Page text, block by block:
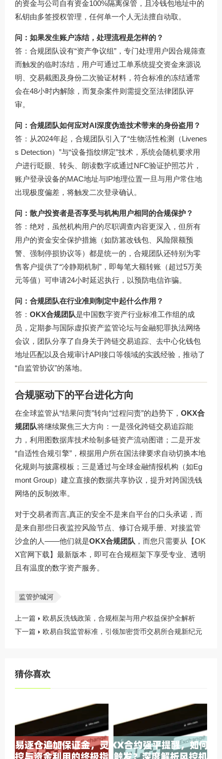
的资金与公司自有资金100%隔离保管，且冷钱包地址中的
私钥由多签授权管理，任何单一个人无法擅自动取。
问：如果发生账户冻结，处理流程是怎样的？
答：合规团队设有“资产争议组”，专门处理用户因合规筛查
而触发的临时冻结，用户可通过工单系统提交资金来源说
明、交易截图及身份二次验证材料，符合标准的冻结通常
会在48小时内解除，而复杂案件则需提交至法律团队评
审。
问：合规团队如何应对AI深度伪造技术带来的身份盗用？
答：从2024年起，合规团队引入了“生物活性检测（Livenes
s Detection）”与“设备指纹绑定”技术，系统会随机要求用
户进行眨眼、转头、朗读数字或通过NFC验证护照芯片，
账户登录设备的MAC地址与IP地理位置一旦与用户常住地
出现极度偏差，将触发二次登录确认。
问：散户投资者是否享受与机构用户相同的合规保护？
答：绝对，虽然机构用户的尽职调查内容更深入，但所有
用户的资金安全保护措施（如防篡改钱包、风险限额预
警、强制停损协议等）都是统一的，合规团队还特别为零
售客户提供了“冷静期机制”，即每笔大额转账（超过5万美
元等值）可申请24小时延迟执行，以预防电信诈骗。
问：合规团队在行业准则制定中起什么作用？
答： OKX合规团队是中国数字资产行业标准工作组的成
员，定期参与国际虚拟资产监管论坛与金融犯罪执法网络
会议，团队分享了自身关于跨链交易追踪、去中心化钱包
地址匹配以及合规审计API接口等领域的实践经验，推动了
“自监管协议”的落地。
合规驱动下的平台进化方向
在全球监管从“结果问责”转向“过程问责”的趋势下， OKX合
规团队将继续聚焦三大方向：一是强化跨链交易追踪能
力，利用图数据库技术绘制多链资产流动图谱；二是开发
“自适性合规引擎”，根据用户所在国法律要求自动切换本地
化规则与披露模板；三是通过与全球金融情报机构（如Eg
mont Group）建立直接的数据共享协议，提升对跨国洗钱
网络的反制效率。
对于交易者而言,真正的安全不是来自平台的口头承诺，而
是来自那些日夜监控风险节点、修订合规手册、对接监管
沙盒的人——他们就是OKX合规团队 ，而您只需要从【OK
X官网下载】最新版本，即可在合规框架下享受专业、透明
且有温度的数字资产服务。
监管护城河
上一篇
欧易反洗钱政策，合规框架与用户权益保护全解析
下一篇
欧易自我监管标准，引领加密货币交易所合规新纪元
猜你喜欢